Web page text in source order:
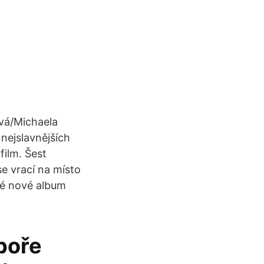
Michaela
Šest
vrací na místo
nové album